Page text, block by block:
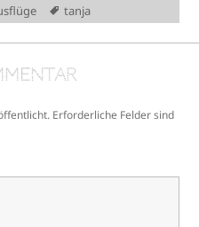
Schlagwörter
tanja
Erforderliche Felder sind